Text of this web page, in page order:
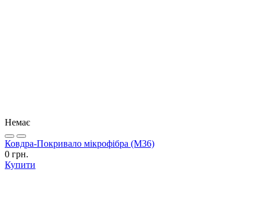
Немає
Ковдра-Покривало мікрофібра (М36)
0 грн.
Купити